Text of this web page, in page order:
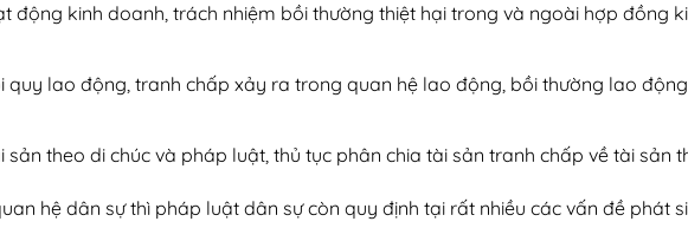
động kinh doanh, trách nhiệm bồi thường thiệt hại trong và ngoài hợp đồng
quy lao động, tranh chấp xảy ra trong quan hệ lao động, bồi thường lao
theo di chúc và pháp luật, thủ tục phân chia tài sản tranh chấp về tài sản
hệ dân sự thì pháp luật dân sự còn quy định tại rất nhiều các vấn đề phát